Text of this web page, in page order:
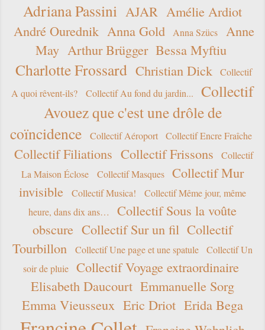
Adriana Passini AJAR Amélie Ardiot
André Ourednik Anna Gold Anna Szücs
Anne
May Arthur Brügger Bessa Myftiu
Charlotte Frossard Christian Dick
Collectif
A quoi rêvent-ils?
Collectif Au fond du jardin...
Collectif
Avouez que c'est une drôle de
coïncidence
Collectif Aéroport Collectif Encre Fraîche
Collectif Filiations Collectif Frissons
Collectif
La Maison Éclose
Collectif Masques
Collectif Mur
invisible
Collectif Musica!
Collectif Même jour, même
heure, dans dix ans…
Collectif Sous la voûte
obscure Collectif Sur un fil Collectif
Tourbillon
Collectif Une page et une spatule
Collectif Un
soir de pluie
Collectif Voyage extraordinaire
Elisabeth Daucourt Emmanuelle Sorg
Emma Vieusseux Eric Driot Erida Bega